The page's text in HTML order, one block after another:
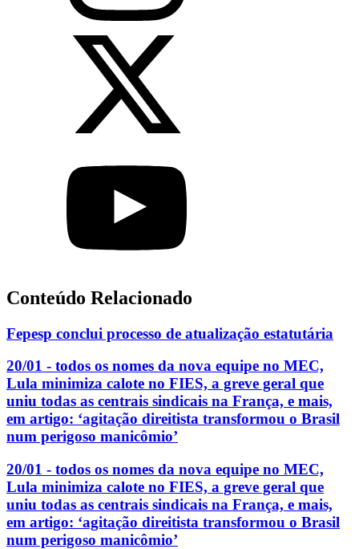
Conteúdo Relacionado
Fepesp conclui processo de atualização estatutária
20/01 - todos os nomes da nova equipe no MEC,
Lula minimiza calote no FIES, a greve geral que
uniu todas as centrais sindicais na França, e mais,
em artigo: ‘agitação direitista transformou o Brasil
num perigoso manicômio’
20/01 - todos os nomes da nova equipe no MEC,
Lula minimiza calote no FIES, a greve geral que
uniu todas as centrais sindicais na França, e mais,
em artigo: ‘agitação direitista transformou o Brasil
num perigoso manicômio’